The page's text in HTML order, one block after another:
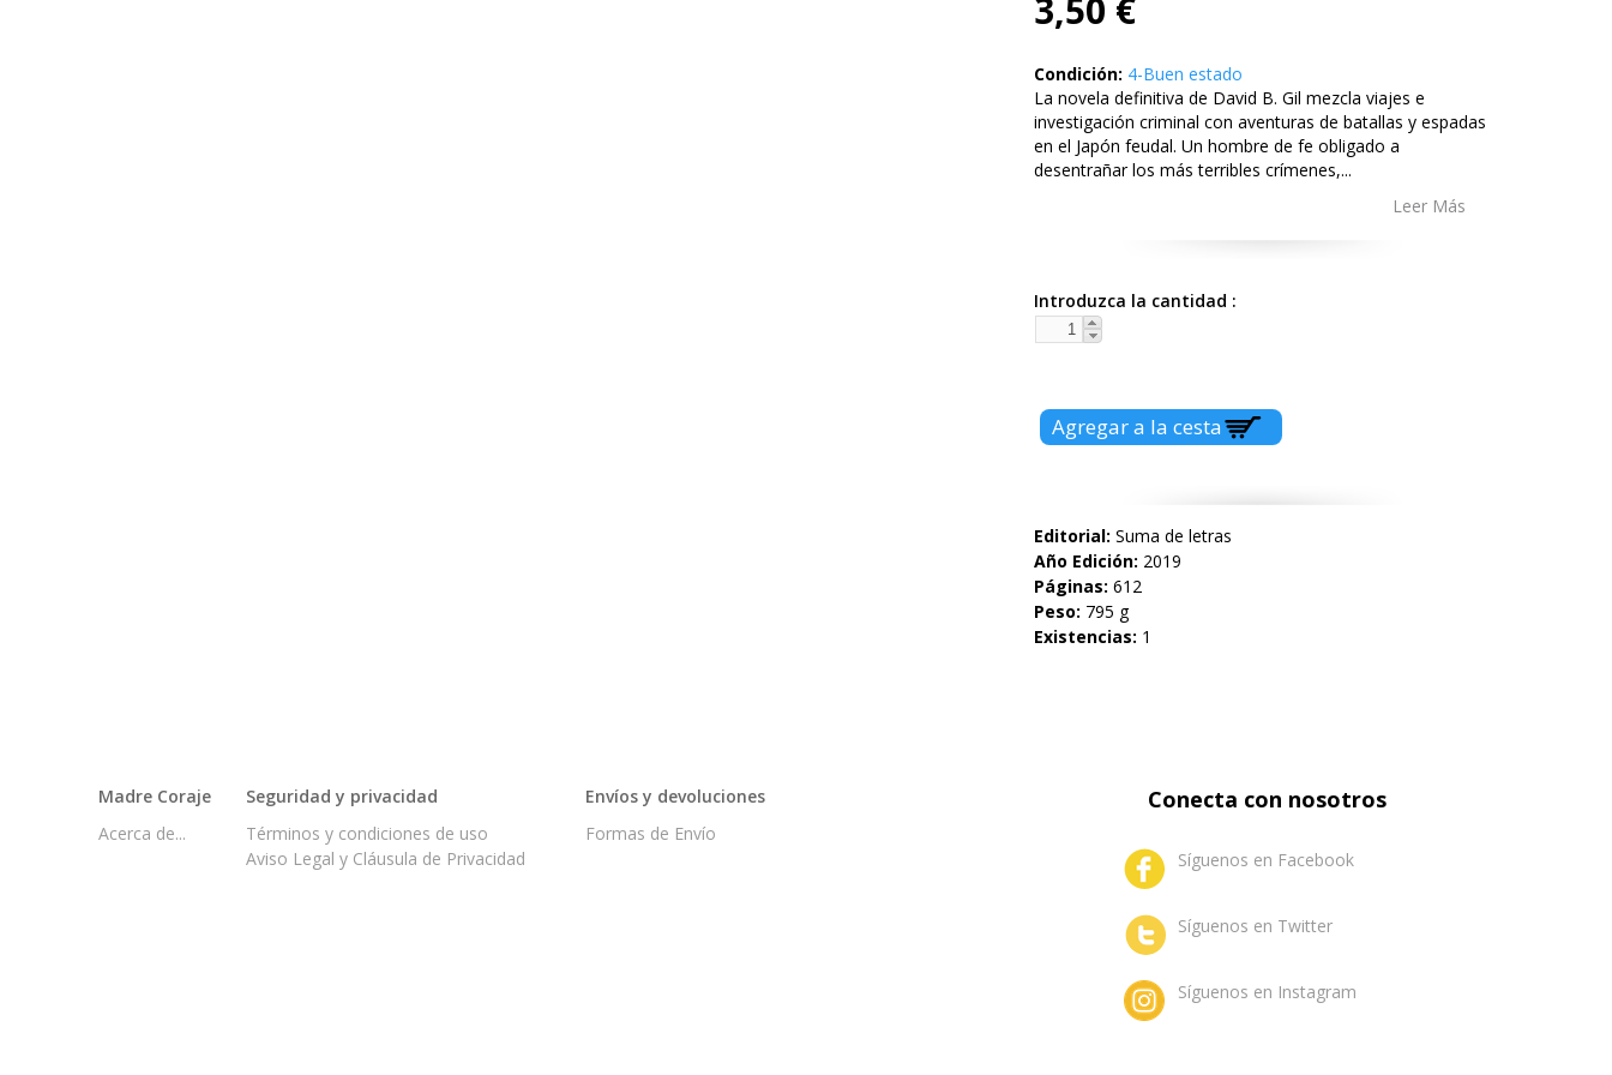
3,50 €
Condición: 4-Buen estado
La novela definitiva de David B. Gil mezcla viajes e
investigación criminal con aventuras de batallas y espadas
en el Japón feudal. Un hombre de fe obligado a
desentrañar los más terribles crímenes,...
Leer Más
Introduzca la cantidad
Editorial: Suma de letras
Año Edición: 2019
Páginas: 612
Peso: 795 g
Existencias: 1
Madre Coraje
Acerca de...
Seguridad y privacidad
Términos y condiciones de uso
Aviso Legal y Cláusula de Privacidad
Envíos y devoluciones
Formas de Envío
Conecta con nosotros
Síguenos en Facebook
Síguenos en Twitter
Síguenos en Instagram